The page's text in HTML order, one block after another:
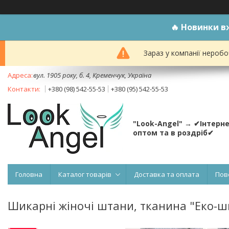
🔥 Новинки
Зараз у компанії
вул. 1905 року, б. 4, Кременчук, Україна
+380 (98) 542-55-53
+380 (95) 542-55-53
"Look-Angel" →
оптом та в роздріб✔
Головна Каталог товарів Доставка та оплата
Шикарні жіночі штани, тканина "Еко-